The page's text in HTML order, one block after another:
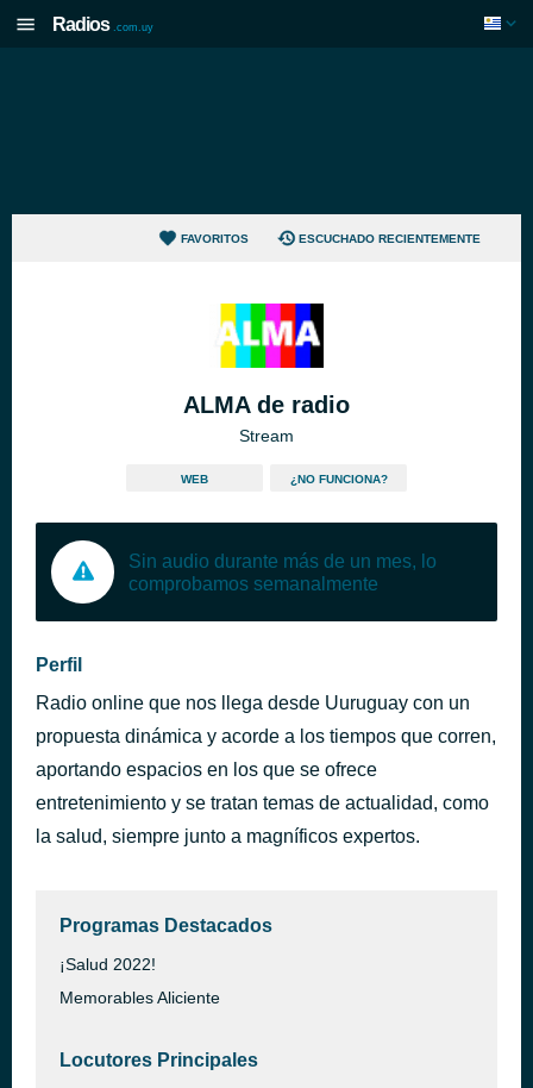
Radios .com.uy
FAVORITOS ESCUCHADO RECIENTEMENTE
ALMA de radio
Stream
WEB ¿NO FUNCIONA?
Sin audio durante más de un mes, lo
comprobamos semanalmente
Perfil
Radio online que nos llega desde Uuruguay con un
propuesta dinámica y acorde a los tiempos que corren,
aportando espacios en los que se ofrece
entretenimiento y se tratan temas de actualidad, como
la salud, siempre junto a magníficos expertos.
Programas Destacados
¡Salud 2022!
Memorables Aliciente
Locutores Principales